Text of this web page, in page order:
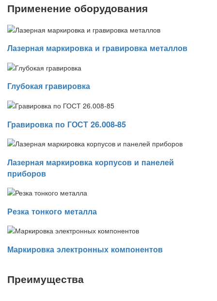
Применение оборудования
Лазерная маркировка и гравировка металлов
Глубокая гравировка
Гравировка по ГОСТ 26.008-85
Лазерная маркировка корпусов и панелей
приборов
Резка тонкого металла
Маркировка электронных компонентов
Преимущества